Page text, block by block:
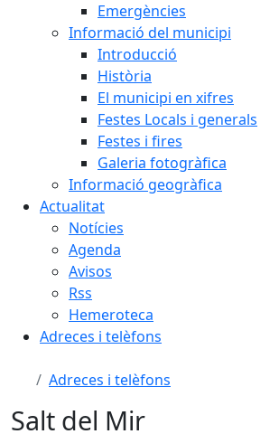
Emergències
Informació del municipi
Introducció
Història
El municipi en xifres
Festes Locals i generals
Festes i fires
Galeria fotogràfica
Informació geogràfica
Actualitat
Notícies
Agenda
Avisos
Rss
Hemeroteca
Adreces i telèfons
Adreces i telèfons
Salt del Mir